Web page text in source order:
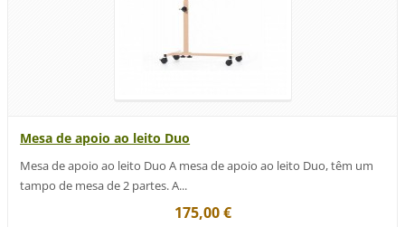
Mesa de apoio ao leito Duo
Mesa de apoio ao leito Duo A mesa de apoio ao leito Duo, têm um
tampo de mesa de 2 partes. A...
175,00 €